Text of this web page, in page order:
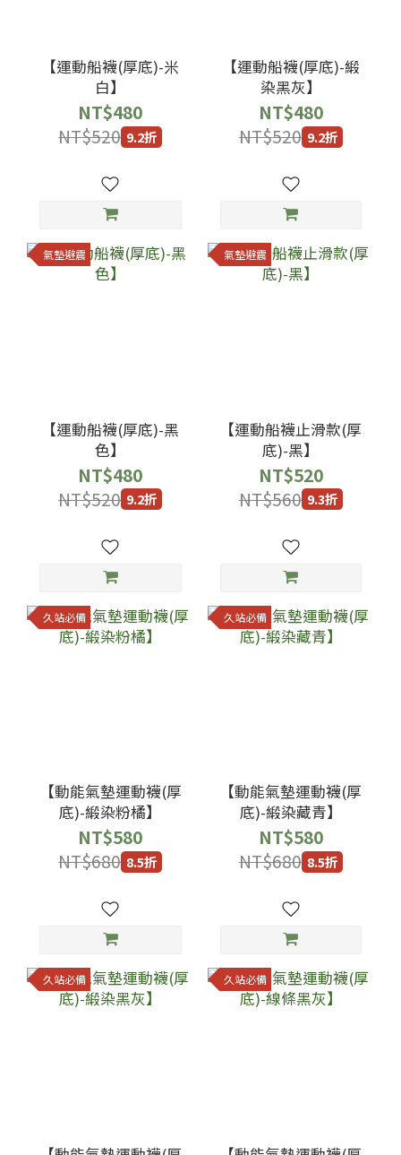
【運動船襪(厚底)-米
白】
NT$480
NT$520 9.2折
【運動船襪(厚底)-緞
染黑灰】
NT$480
NT$520 9.2折
氣墊避震
【運動船襪(厚底)-黑
色】
NT$480
NT$520 9.2折
氣墊避震
【運動船襪止滑款(厚
底)-黑】
NT$520
NT$560 9.3折
久站必備
【動能氣墊運動襪(厚
底)-緞染粉橘】
NT$580
NT$680 8.5折
久站必備
【動能氣墊運動襪(厚
底)-緞染藏青】
NT$580
NT$680 8.5折
久站必備 久站必備